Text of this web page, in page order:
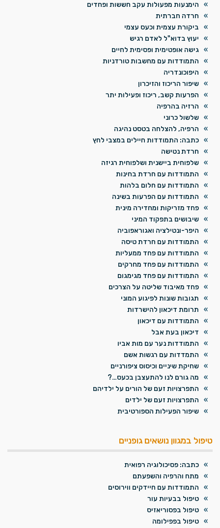
הימנעות מפעולות עקב חששות ופחדים
חרדה חברתית
ביקורת עצמית וכעס עצמי
יעוץ בדוא"ל לאדם רגיש
גישה אופטימית ופסימית לחיים
התמודדות עם מחשבות טורדניות
היפוכונדריה
שיפור הריכוז והזיכרון
הפרעות קשב, ריכוז ופעילות יתר
הרזיה בהרפיה
שלשול כרוני
הרפיה, להצלחה בטסט נהיגה
כתבה: התמודדות חיילים במצבי לחץ
חרדת נטישה
שלפוחית ביישנית ושלפוחית רגיזה
התמודדות עם חרדת בחינות
התמודדות עם חלום בלהות
התמודדות עם הפרעות בשינה
פחד מזריקות ומחדירה מינית
שיבושים בתפקוד המיני
היפר-ונטילציה ואגוראפוביה
התמודדות עם חרדת טיסה
התמודדות עם פחד ממעליות
התמודדות עם פחד מחרקים
התמודדות עם פחד מגימגום
פחד מאיבוד שליטה על הצרכים
תגובות שונות לפיגוע המוני
תרומת דיכאון להישרדות
התמודדות עם דיכאון
דיכאון בעת אבל
התמודדות נער עם מות אביו
התמדדות עם רגשות אשם
שחיקת שיניים וכיסוס ציפורניים
מה גורם לנו להתעצבן בכעס…?
התפרצויות זעם של הורים על ילדיהם
התפרצויות זעם של ילדים
שיפור הפעילות הספורטיבית
טיפול במגוון נושאים גופניים
כתבה: פסיכולוגיה רפואית
מתח והרפיה והשפעתם
התמודדות עם חיידקים ווירוסים
טיפול בבעיות עור
טיפול בפסוריאזיס
טיפול בפפילומה